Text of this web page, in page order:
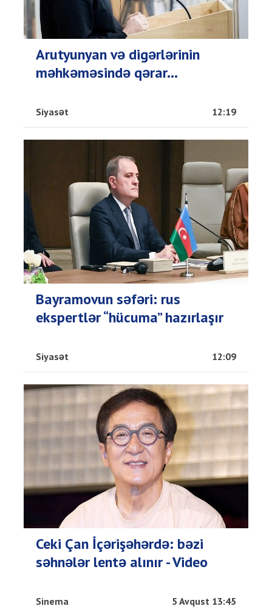
Arutyunyan və digərlərinin
məhkəməsində qərar...
Siyasət 12:19
Bayramovun səfəri: rus
ekspertlər “hücuma” hazırlaşır
Siyasət 12:09
Ceki Çan İçərişəhərdə: bəzi
səhnələr lentə alınır - Video
Sinema 5 Avqust 13:45